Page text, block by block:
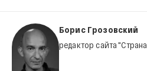
Борис Грозовский
редактор сайта